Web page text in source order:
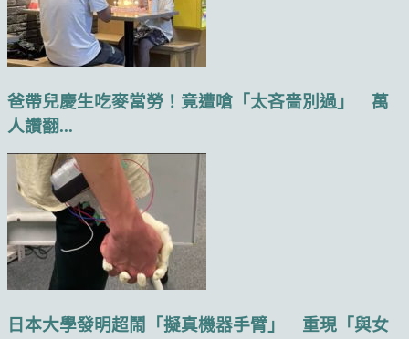
爸帶兒慶生吃麥當勞！竟遭嗆「太吝嗇別過」 萬
人讚翻...
日本大學發明超鬧「擬真機器手臂」 重現「與女